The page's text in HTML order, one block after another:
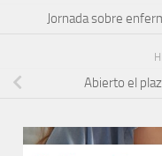
Jornada sobre
Abierto el